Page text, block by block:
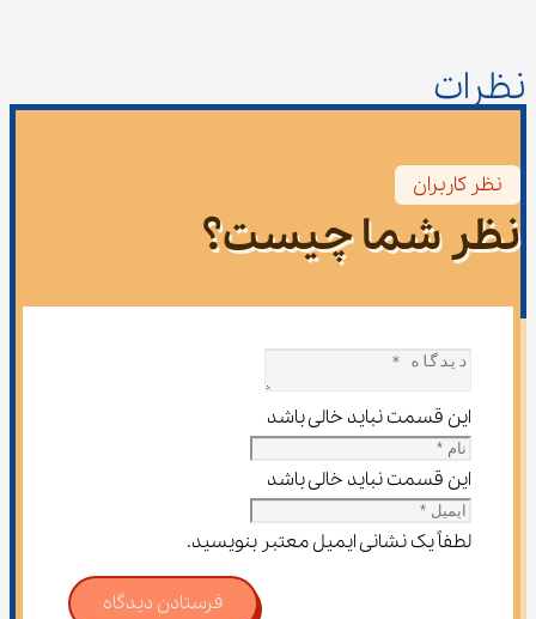
نظرات
نظر کاربران
نظر شما چیست؟
این قسمت نباید خالی باشد
این قسمت نباید خالی باشد
لطفاً یک نشانی ایمیل معتبر بنویسید.
فرستادن دیدگاه